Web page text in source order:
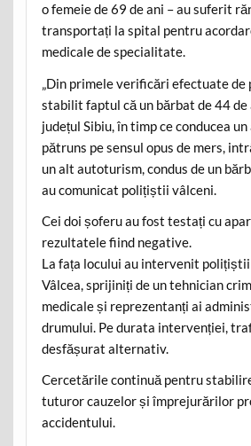
o femeie de 69 de ani – au suferit
transportați la spital pentru
medicale de specialitate.
„Din primele verificări efectuate
stabilit faptul că un bărbat de 44 de
județul Sibiu, în timp ce conducea
pătruns pe sensul opus de mers,
un alt autoturism, condus de un
au comunicat polițiștii vâlceni.
Cei doi șoferu au fost testați cu
rezultatele fiind negative.
La fața locului au intervenit
Vâlcea, sprijiniți de un tehnician
medicale și reprezentanți ai
drumului. Pe durata intervenției,
desfășurat alternativ.
Cercetările continuă pentru
tuturor cauzelor și împrejurărilor
accidentului.